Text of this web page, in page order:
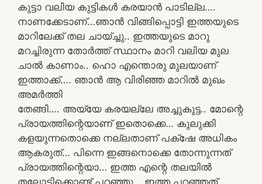
കുട്ടാ വലിയ കുട്ടികൾ കരയാൻ പാടില്ല….
നാണക്കേടാണ്…ഞാൻ വിങ്ങിപ്പൊട്ടി ഇത്തയുടെ
മാറിലേക്ക് തല ചായ്ച്ചു.. ഇത്തയുടെ മാറു
മറച്ചിരുന്ന തോർത്ത്‌ സ്ഥാനം മാറി വലിയ മുല
ചാൽ കാണാം.. ഹൊ എന്തൊരു മുലയാണ്
ഇത്താക്ക്…. ഞാൻ ആ വിരിഞ്ഞ മാറിൽ മുഖം
അമർത്തി
തേങ്ങി…. അയ്യേ കരയല്ലേ അച്ചുകുട്ട.. മോന്റെ
പ്രായത്തിന്റെയാണ് ഇതൊക്കെ… കുലുക്കി
കളയുന്നതൊക്കെ നല്ലതാണ് പക്‌ഷേ അധികം
ആകരുത്… പിന്നെ ഇങ്ങനൊക്കെ തോന്നുന്നത്
പ്രായത്തിന്റെയാ… ഇത്ത എന്റെ തലയിൽ
തലോടിക്കൊണ്ട് പറഞ്ഞു… ഇത്ത പറഞ്ഞത്